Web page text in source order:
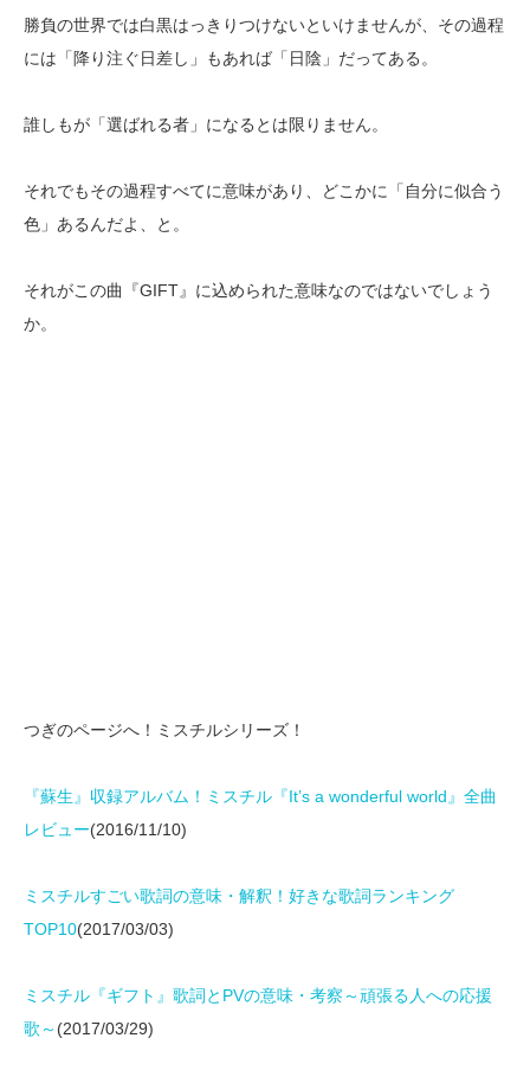
勝負の世界では白黒はっきりつけないといけませんが、その過程
には「降り注ぐ日差し」もあれば「日陰」だってある。
誰しもが「選ばれる者」になるとは限りません。
それでもその過程すべてに意味があり、どこかに「自分に似合う
色」あるんだよ、と。
それがこの曲『GIFT』に込められた意味なのではないでしょう
か。
つぎのページへ！ミスチルシリーズ！
『蘇生』収録アルバム！ミスチル『It’s a wonderful world』全曲
レビュー(2016/11/10)
ミスチルすごい歌詞の意味・解釈！好きな歌詞ランキング
TOP10(2017/03/03)
ミスチル『ギフト』歌詞とPVの意味・考察～頑張る人への応援
歌～ (2017/03/29)